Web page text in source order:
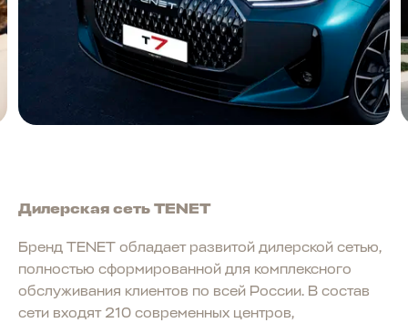
Дилерская сеть TENET
Бренд TENET обладает развитой дилерской сетью,
полностью сформированной для комплексного
обслуживания клиентов по всей России. В состав
сети входят 210 современных центров,